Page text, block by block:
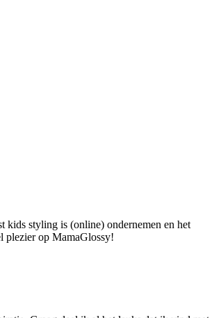
kids styling is (online) ondernemen en het
plezier op MamaGlossy!